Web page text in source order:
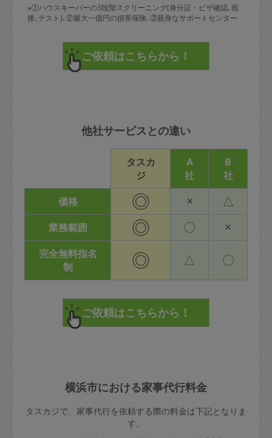
※①ハウスキーパーの3段階スクリーニング(身分証・ビザ確認､面
接､テスト)､②最大一億円の損害保険､③親身なサポートセンター
他社サービスとの違い
タスカ
ジ
A
社
B
社
価格
◎ × △
業務範囲 ◎ 〇 ×
完全無料指名
制
◎ △ 〇
横浜市における家事代行料金
タスカジで、家事代行を依頼する際の料金は下記となりま
す。